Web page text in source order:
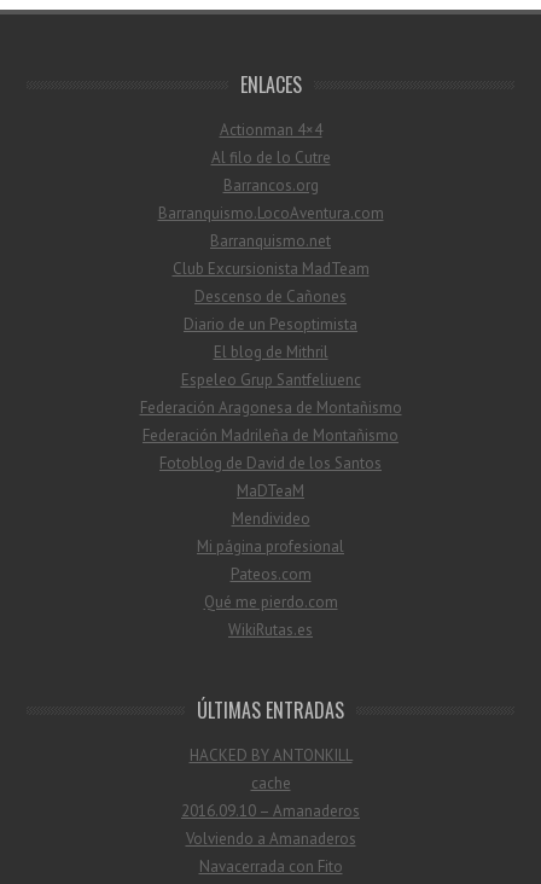
ENLACES
Actionman 4×4
Al filo de lo Cutre
Barrancos.org
Barranquismo.LocoAventura.com
Barranquismo.net
Club Excursionista MadTeam
Descenso de Cañones
Diario de un Pesoptimista
El blog de Mithril
Espeleo Grup Santfeliuenc
Federación Aragonesa de Montañismo
Federación Madrileña de Montañismo
Fotoblog de David de los Santos
MaDTeaM
Mendivideo
Mi página profesional
Pateos.com
Qué me pierdo.com
WikiRutas.es
ÚLTIMAS ENTRADAS
HACKED BY ANTONKILL
cache
2016.09.10 – Amanaderos
Volviendo a Amanaderos
Navacerrada con Fito